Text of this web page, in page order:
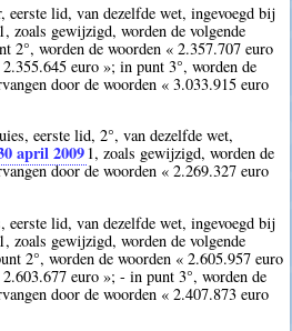
eerste lid, van dezelfde wet, ingevoegd bij
1, zoals gewijzigd, worden de volgende
2°, worden de woorden « 2.357.707 euro
euro »; in punt 3°, worden de
door de woorden « 3.033.915 euro
eerste lid, 2°, van dezelfde wet,
april 2009 1, zoals gewijzigd, worden de
door de woorden « 2.269.327 euro
eerste lid, van dezelfde wet, ingevoegd bij
1, zoals gewijzigd, worden de volgende
2°, worden de woorden « 2.605.957 euro
euro »; - in punt 3°, worden de
door de woorden « 2.407.873 euro